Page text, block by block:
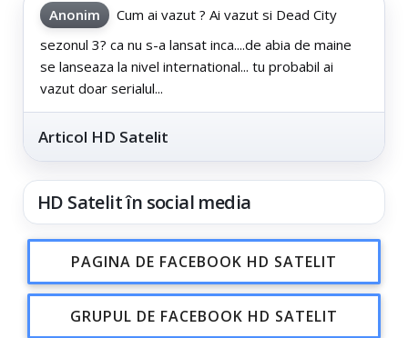
Anonim
Cum ai vazut ? Ai vazut si Dead City
sezonul 3? ca nu s-a lansat inca....de abia de maine
se lanseaza la nivel international... tu probabil ai
vazut doar serialul...
Articol HD Satelit
HD Satelit în social media
PAGINA DE FACEBOOK HD SATELIT
GRUPUL DE FACEBOOK HD SATELIT